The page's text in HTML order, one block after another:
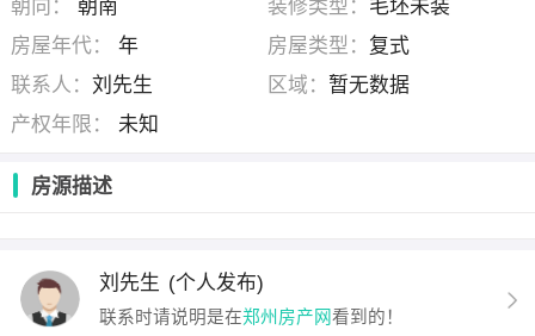
朝向：
朝南 装修类型： 毛坯未装
房屋年代：
年 房屋类型： 复式
联系人：刘先生 区域： 暂无数据
产权年限：
未知
房源描述
刘先生 (个人发布)
联系时请说明是在郑州房产网看到的！